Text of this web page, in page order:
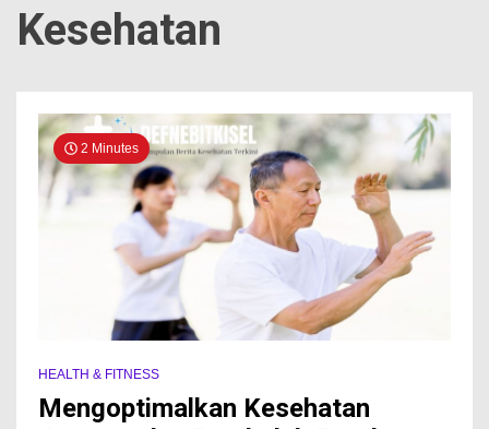
Kesehatan
2 Minutes
HEALTH & FITNESS
Mengoptimalkan Kesehatan